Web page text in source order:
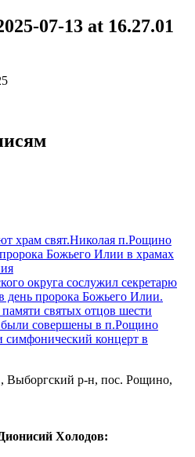
07-13 at 16.27.01
храм свят.Николая п.Рощино
Божьего Илии в храмах
округа сослужил секретарю
день пророка Божьего Илии.
святых отцов шести
были совершены в п.Рощино
концерт в
Выборгский р-н, пос. Рощино,
Холодов: